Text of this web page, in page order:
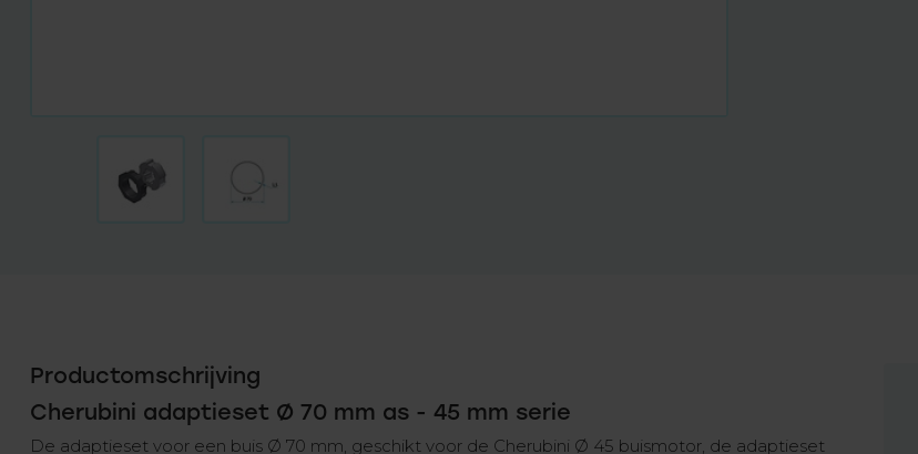
Productomschrijving
Cherubini adaptieset Ø 70 mm as - 45 mm serie
De adaptieset voor een buis Ø 70 mm, geschikt voor de Cherubini Ø 45 buismotor, de adaptieset